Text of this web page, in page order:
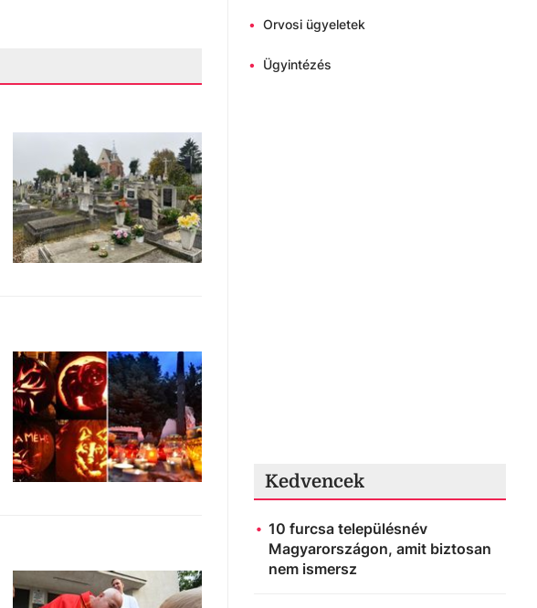
• Orvosi ügyeletek
• Ügyintézés
Kedvencek
10 furcsa településnév
Magyarországon, amit biztosan
nem ismersz